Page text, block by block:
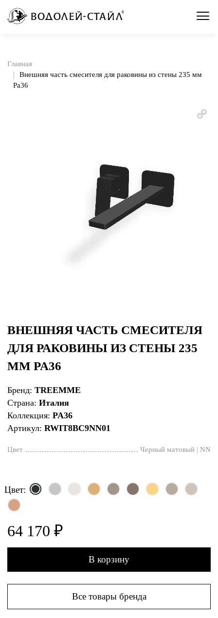
Главная
Внешняя часть смесителя для раковины из стены 235 мм
Pa36
ВНЕШНЯЯ ЧАСТЬ СМЕСИТЕЛЯ
ДЛЯ РАКОВИНЫ ИЗ СТЕНЫ 235
ММ PA36
Бренд: TREEMME
Страна: Италия
Коллекция: PA36
Артикул: RWIT8BC9NN01
Цвет Черный матовый | NN
Цвет:
64 170 ₽
В корзину
Все товары бренда